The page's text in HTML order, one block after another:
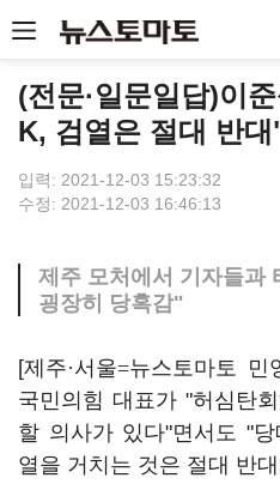
(전문·일문일답)이
K, 검열은 절대 반대
입력: 2021-12-03 15:23:32
수정: 2021-12-03 16:46:13
제주 모처에서 기자들
굉장히 당혹감"
[제주·서울=뉴스토마토 민
국민의힘 대표가 "허심탄
할 의사가 있다"면서도 "
열을 거치는 것은 절대 반